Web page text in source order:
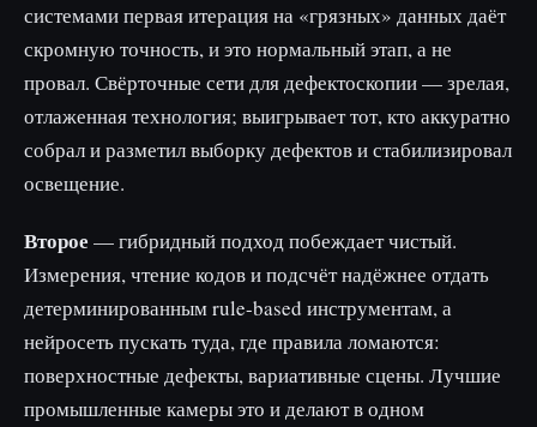
системами первая итерация на «грязных» данных даёт
скромную точность, и это нормальный этап, а не
провал. Свёрточные сети для дефектоскопии — зрелая,
отлаженная технология; выигрывает тот, кто аккуратно
собрал и разметил выборку дефектов и стабилизировал
освещение.
Второе — гибридный подход побеждает чистый.
Измерения, чтение кодов и подсчёт надёжнее отдать
детерминированным rule-based инструментам, а
нейросеть пускать туда, где правила ломаются:
поверхностные дефекты, вариативные сцены. Лучшие
промышленные камеры это и делают в одном